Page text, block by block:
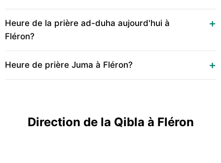
Heure de la prière ad-duha aujourd'hui à
Fléron?
Heure de prière Juma à Fléron?
Direction de la Qibla à Fléron